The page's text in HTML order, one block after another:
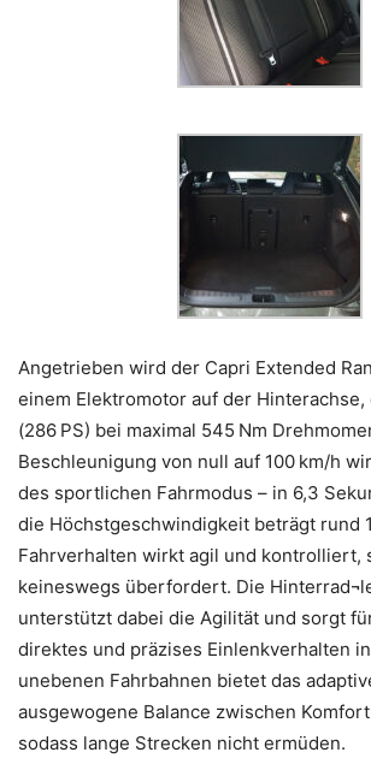
Angetrieben wird der Capri Extended
einem Elektromotor auf der Hinterachse,
(286 PS) bei maximal 545 Nm
Beschleunigung von null auf 100 km/h
des sportlichen Fahrmodus – in 6,3
die Höchstgeschwindigkeit beträgt rund
Fahrverhalten wirkt agil und kontrolliert,
keineswegs überfordert. Die
unterstützt dabei die Agilität und sorgt
direktes und präzises Einlenkverhalten
unebenen Fahrbahnen bietet das
ausgewogene Balance zwischen
sodass lange Strecken nicht ermüden.